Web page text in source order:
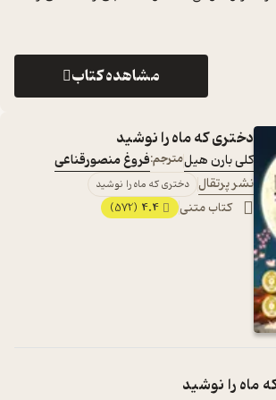
برگز ...
مشاهده کتاب
دختری که ماه را نوشید
کلی بارن هیلمترجم:فروغ منصورقناعی
نشر پرتقال دختری که ماه را نوشید
کتاب متنی 4.4
(572)
ماه را نوشید